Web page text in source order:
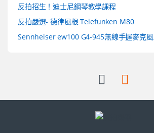
反拍招生！迪士尼鋼琴教學課程
反拍嚴選- 德律風根 Telefunken M80
Sennheiser ew100 G4-945無線手握麥克風